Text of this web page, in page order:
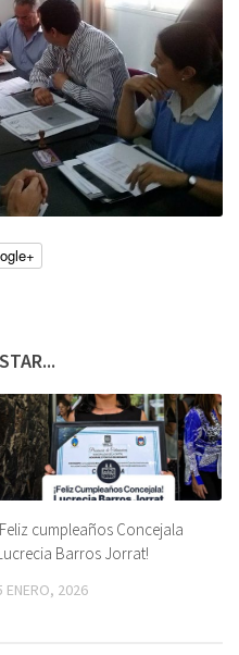
cumpleaños Concejala
Barros Jorrat!
ENERO, 2026